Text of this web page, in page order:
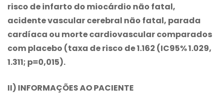
risco de infarto do miocárdio não fatal,
acidente vascular cerebral não fatal, parada
cardíaca ou morte cardiovascular comparados
com placebo (taxa de risco de 1.162 (IC95% 1.029,
1.311; p=0,015).
II) INFORMAÇÕES AO PACIENTE